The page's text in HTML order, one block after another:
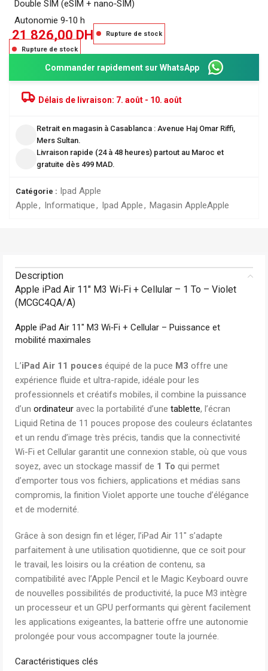
Double SIM (eSIM + nano‑SIM)
Autonomie 9‑10 h
21 826,00DH
Rupture de stock
Rupture de stock
Commander rapidement sur WhatsApp
Délais de livraison: 7. août - 10. août
Retrait en magasin à Casablanca : Avenue Haj Omar Riffi,
Mers Sultan.
Livraison rapide (24 à 48 heures) partout au Maroc et
gratuite dès 499 MAD.
Catégorie : Ipad Apple
Apple, Informatique, Ipad Apple, Magasin AppleApple
Description
Apple iPad Air 11″ M3 Wi‑Fi + Cellular – 1 To – Violet
(MCGC4QA/A)
Apple iPad Air 11″ M3 Wi‑Fi + Cellular – Puissance et
mobilité maximales
L’iPad Air 11 pouces équipé de la puce M3 offre une
expérience fluide et ultra-rapide, idéale pour les
professionnels et créatifs mobiles, il combine la puissance
d’un ordinateur avec la portabilité d’une tablette, l’écran
Liquid Retina de 11 pouces propose des couleurs éclatantes
et un rendu d’image très précis, tandis que la connectivité
Wi-Fi et Cellular garantit une connexion stable, où que vous
soyez, avec un stockage massif de 1 To qui permet
d’emporter tous vos fichiers, applications et médias sans
compromis, la finition Violet apporte une touche d’élégance
et de modernité.
Grâce à son design fin et léger, l’iPad Air 11″ s’adapte
parfaitement à une utilisation quotidienne, que ce soit pour
le travail, les loisirs ou la création de contenu, sa
compatibilité avec l’Apple Pencil et le Magic Keyboard ouvre
de nouvelles possibilités de productivité, la puce M3 intègre
un processeur et un GPU performants qui gèrent facilement
les applications exigeantes, la batterie offre une autonomie
prolongée pour vous accompagner toute la journée.
Caractéristiques clés